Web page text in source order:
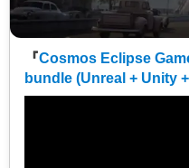
『Cosmos Eclipse
bundle (Unreal + Unity